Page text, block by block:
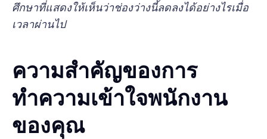
ศึกษาที่แสดงให้เห็นว่าช่องว่างนี้ลดลงได้อย่างไรเมื่อ
เวลาผ่านไป
ความสำคัญของการ
ทำความเข้าใจพนักงาน
ของคุณ